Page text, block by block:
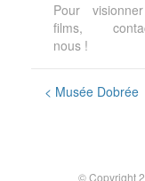
Pour
films,
nous !
Post
< Musée Dobrée
© Copyright